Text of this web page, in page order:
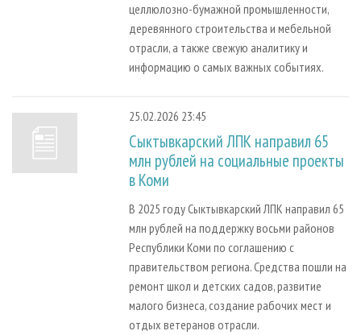
целлюлозно-бумажной промышленности,
деревянного строительства и мебельной
отрасли, а также свежую аналитику и
информацию о самых важных событиях.
25.02.2026 23:45
Сыктывкарский ЛПК направил 65
млн рублей на социальные проекты
в Коми
В 2025 году Сыктывкарский ЛПК направил 65
млн рублей на поддержку восьми районов
Республики Коми по соглашению с
правительством региона. Средства пошли на
ремонт школ и детских садов, развитие
малого бизнеса, создание рабочих мест и
отдых ветеранов отрасли.